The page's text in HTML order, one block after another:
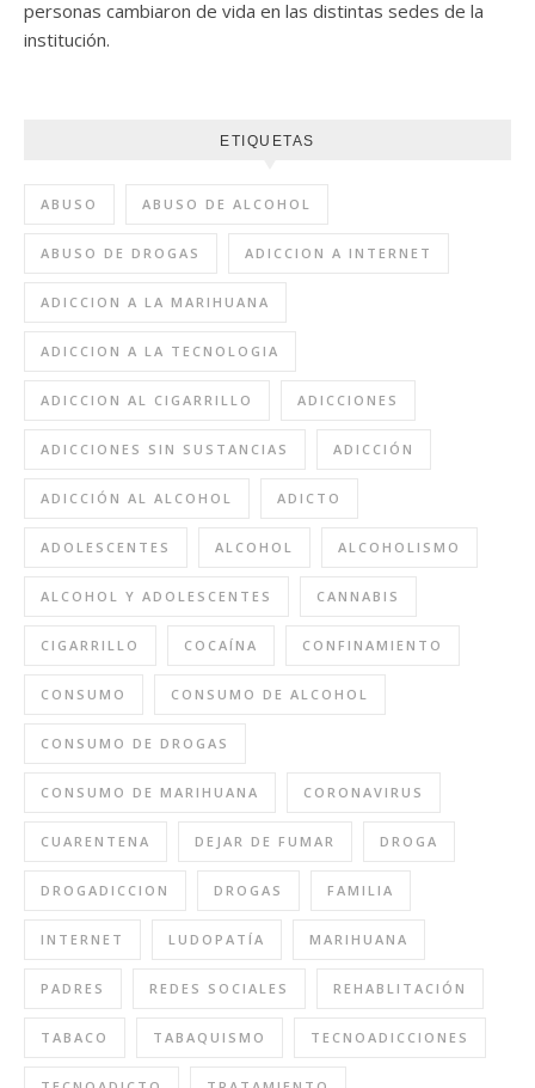
personas cambiaron de vida en las distintas sedes de la
institución.
ETIQUETAS
ABUSO ABUSO DE ALCOHOL
ABUSO DE DROGAS ADICCION A INTERNET
ADICCION A LA MARIHUANA
ADICCION A LA TECNOLOGIA
ADICCION AL CIGARRILLO ADICCIONES
ADICCIONES SIN SUSTANCIAS ADICCIÓN
ADICCIÓN AL ALCOHOL ADICTO
ADOLESCENTES ALCOHOL ALCOHOLISMO
ALCOHOL Y ADOLESCENTES CANNABIS
CIGARRILLO COCAÍNA CONFINAMIENTO
CONSUMO CONSUMO DE ALCOHOL
CONSUMO DE DROGAS
CONSUMO DE MARIHUANA CORONAVIRUS
CUARENTENA DEJAR DE FUMAR DROGA
DROGADICCION DROGAS FAMILIA
INTERNET LUDOPATÍA MARIHUANA
PADRES REDES SOCIALES REHABLITACIÓN
TABACO TABAQUISMO TECNOADICCIONES